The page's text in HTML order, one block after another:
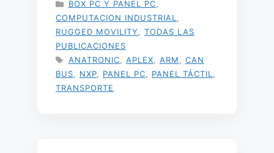
BOX PC Y PANEL PC
COMPUTACION INDUSTRIAL
RUGGED MOVILITY
TODAS LAS
PUBLICACIONES
ETIQUETAS
ANATRONIC APLEX ARM
CAN
BUS
NXP PANEL PC PANEL TÁCTIL
TRANSPORTE